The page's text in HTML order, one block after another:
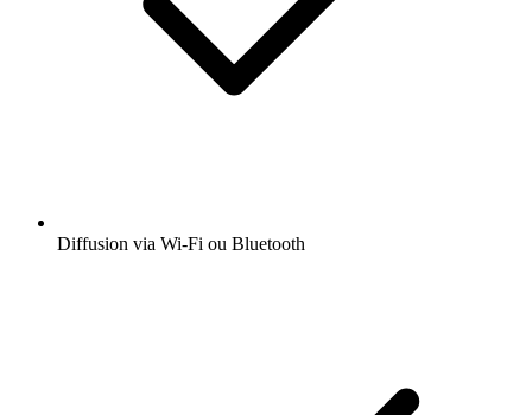
Diffusion via Wi-Fi ou Bluetooth